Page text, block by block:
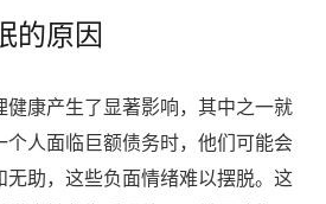
的原因
健康产生了显著影响，其中之一就
个人面临巨额债务时，他们可能会
无助，这些负面情绪难以摆脱。这